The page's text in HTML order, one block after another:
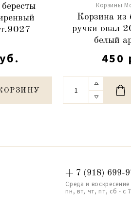
Корзины
Корзина из
ручки овал
белый
450
+ 7 (918) 699-
Среда и воскресение
пн, вт, чт, пт, сб - с